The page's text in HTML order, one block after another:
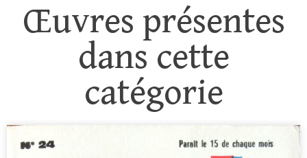
Œuvres présentes
dans cette
catégorie